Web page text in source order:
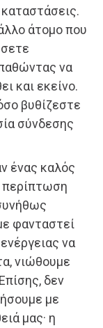
άτομο που
να
και εκείνο.
βυθίζεστε
σύνδεσης
ένας καλός
περίπτωση
φανταστεί
να
νιώθουμε
δεν
με
μας· η